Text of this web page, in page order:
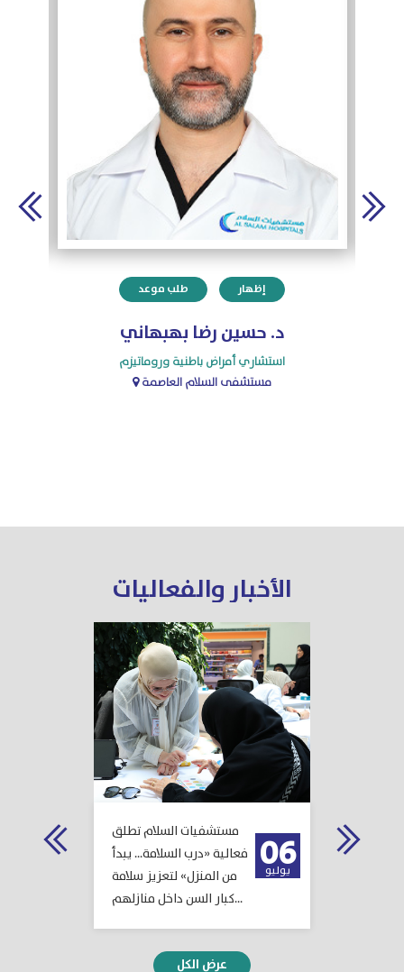
طلب موعد إظهار
د. حسين رضا بهبهاني
استشاري أمراض باطنية وروماتيزم
مستشفى السلام العاصمة
الأخبار والفعاليات
23 06
يوليو
مستشفيات السلام تطلق
فعالية «درب السلامة... يبدأ
من المنزل» لتعزيز سلامة
كبار السن داخل منازلهم...
تحقق
دولية في